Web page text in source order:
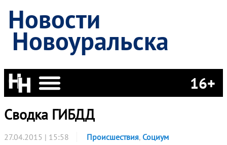
Новости
Новоуральска
16+
Сводка ГИБДД
27.04.2015 | 15:58 Происшествия, Социум